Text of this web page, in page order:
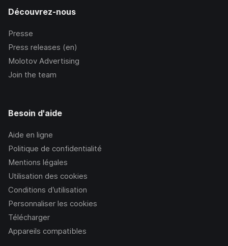
Découvrez-nous
Presse
Press releases (en)
Molotov Advertising
Join the team
Besoin d'aide
Aide en ligne
Politique de confidentialité
Mentions légales
Utilisation des cookies
Conditions d’utilisation
Personnaliser les cookies
Télécharger
Appareils compatibles